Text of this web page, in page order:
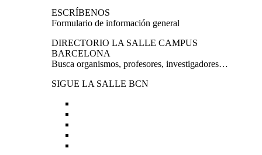
ESCRÍBENOS
Formulario de información general
DIRECTORIO LA SALLE CAMPUS
BARCELONA
Busca organismos, profesores, investigadores…
SIGUE LA SALLE BCN